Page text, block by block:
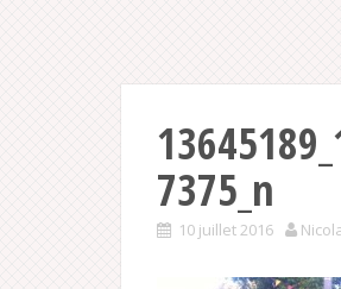
7375_n
10 juillet 2016